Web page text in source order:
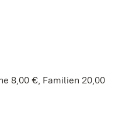
8,00 €, Familien 20,00